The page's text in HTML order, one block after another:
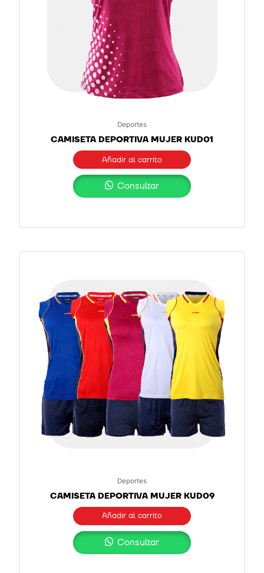
Deportes
CAMISETA DEPORTIVA MUJER KUD01
Añadir al carrito
Consultar
Deportes
CAMISETA DEPORTIVA MUJER KUD09
Añadir al carrito
Consultar